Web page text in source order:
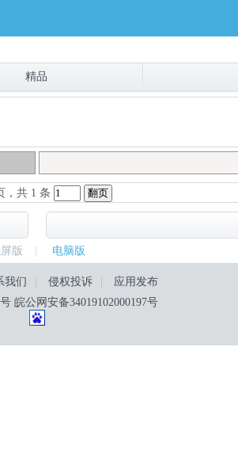
精品
，共 1 条
版 电脑版
我们 侵权投诉
应用发布
皖公网安备34019102000197号